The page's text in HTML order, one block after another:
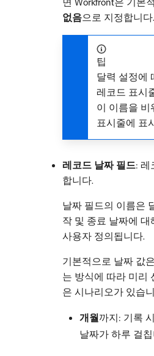
없음​으로 지정합니다.
팁
달력 설정에
레코드 표시
이 이름을 비
표시줄에 표
레코드 날짜 필드: 레
합니다.
날짜 필드의 이름은
작 및 종료 날짜에
사용자 정의됩니다.
기본적으로 날짜 값
는 방식에 따라 미리
은 시나리오가 있습
개월까지: 기록
날짜가 하루 걸